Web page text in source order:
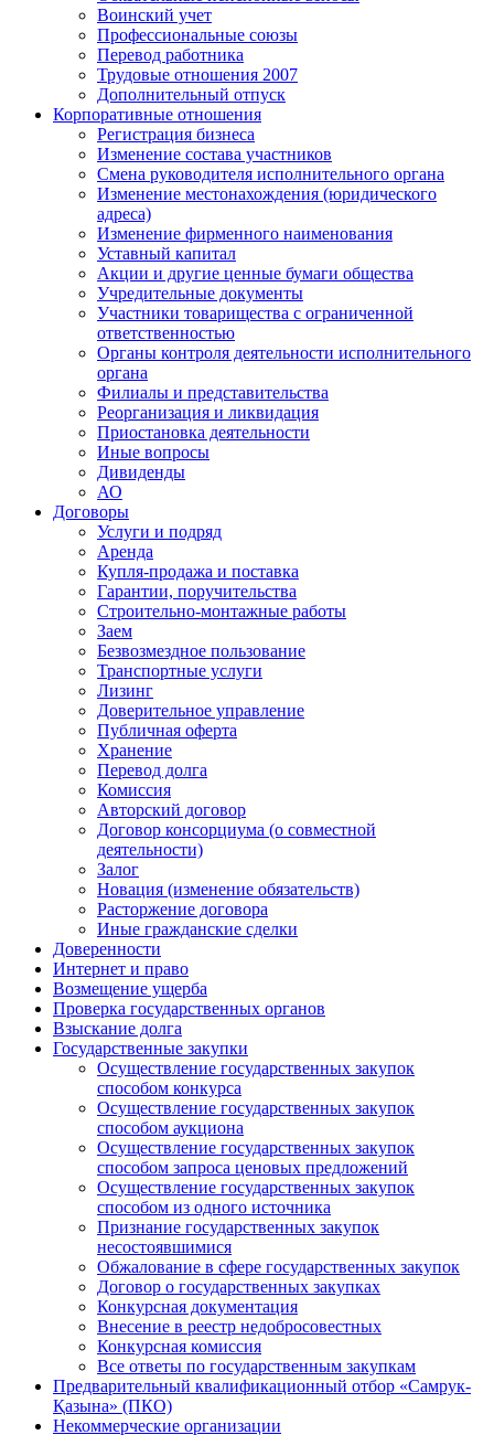
Воинский учет
Профессиональные союзы
Перевод работника
Трудовые отношения 2007
Дополнительный отпуск
Корпоративные отношения
Регистрация бизнеса
Изменение состава участников
Смена руководителя исполнительного органа
Изменение местонахождения (юридического
адреса)
Изменение фирменного наименования
Уставный капитал
Акции и другие ценные бумаги общества
Учредительные документы
Участники товарищества с ограниченной
ответственностью
Органы контроля деятельности исполнительного
органа
Филиалы и представительства
Реорганизация и ликвидация
Приостановка деятельности
Иные вопросы
Дивиденды
АО
Договоры
Услуги и подряд
Аренда
Купля-продажа и поставка
Гарантии, поручительства
Строительно-монтажные работы
Заем
Безвозмездное пользование
Транспортные услуги
Лизинг
Доверительное управление
Публичная оферта
Хранение
Перевод долга
Комиссия
Авторский договор
Договор консорциума (о совместной
деятельности)
Залог
Новация (изменение обязательств)
Расторжение договора
Иные гражданские сделки
Доверенности
Интернет и право
Возмещение ущерба
Проверка государственных органов
Взыскание долга
Государственные закупки
Осуществление государственных закупок
способом конкурса
Осуществление государственных закупок
способом аукциона
Осуществление государственных закупок
способом запроса ценовых предложений
Осуществление государственных закупок
способом из одного источника
Признание государственных закупок
несостоявшимися
Обжалование в сфере государственных закупок
Договор о государственных закупках
Конкурсная документация
Внесение в реестр недобросовестных
Конкурсная комиссия
Все ответы по государственным закупкам
Предварительный квалификационный отбор «Самрук-
Қазына» (ПКО)
Некоммерческие организации